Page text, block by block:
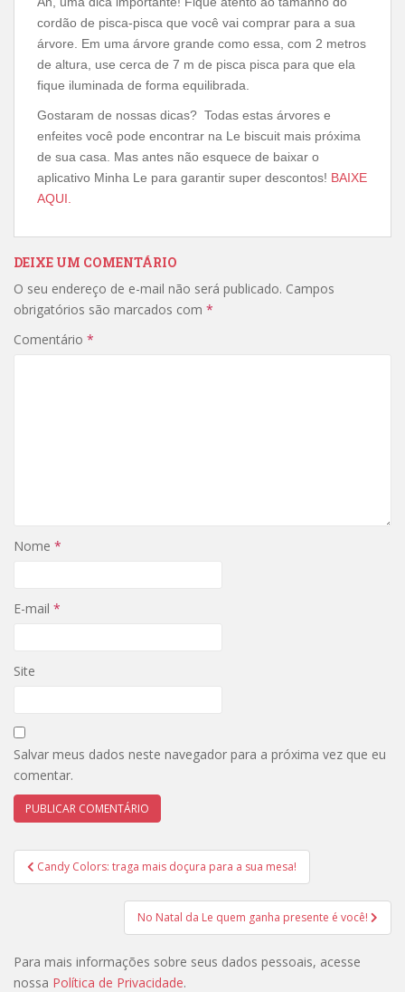
cordão de pisca-pisca que você vai comprar para a sua
árvore. Em uma árvore grande como essa, com 2 metros
de altura, use cerca de 7 m de pisca pisca para que ela
fique iluminada de forma equilibrada.
Gostaram de nossas dicas? Todas estas árvores e
enfeites você pode encontrar na Le biscuit mais próxima
de sua casa. Mas antes não esquece de baixar o
aplicativo Minha Le para garantir super descontos! BAIXE
AQUI.
DEIXE UM COMENTÁRIO
O seu endereço de e-mail não será publicado. Campos
obrigatórios são marcados com *
Comentário *
Nome *
E-mail *
Site
Salvar meus dados neste navegador para a próxima vez que eu
comentar.
Navegação
de
Candy Colors: traga mais doçura para a sua mesa!
No Natal da Le quem ganha presente é você!
Para mais informações sobre seus dados pessoais, acesse
nossa Política de Privacidade.